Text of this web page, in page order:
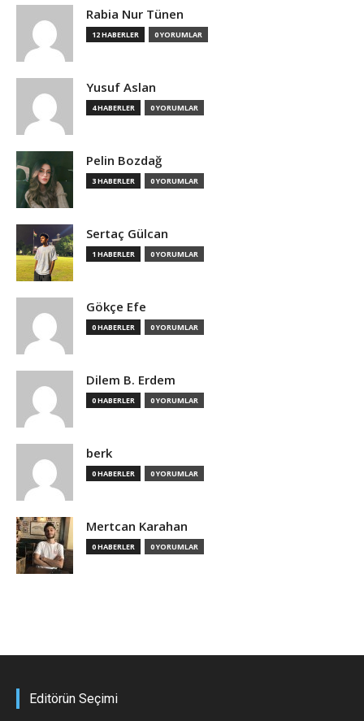
Rabia Nur Tünen
12 HABERLER 0 YORUMLAR
Yusuf Aslan
4 HABERLER 0 YORUMLAR
Pelin Bozdağ
3 HABERLER 0 YORUMLAR
Sertaç Gülcan
1 HABERLER 0 YORUMLAR
Gökçe Efe
0 HABERLER 0 YORUMLAR
Dilem B. Erdem
0 HABERLER 0 YORUMLAR
berk
0 HABERLER 0 YORUMLAR
Mertcan Karahan
0 HABERLER 0 YORUMLAR
Editörün Seçimi